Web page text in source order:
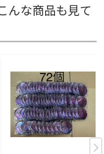
んな商品も見て